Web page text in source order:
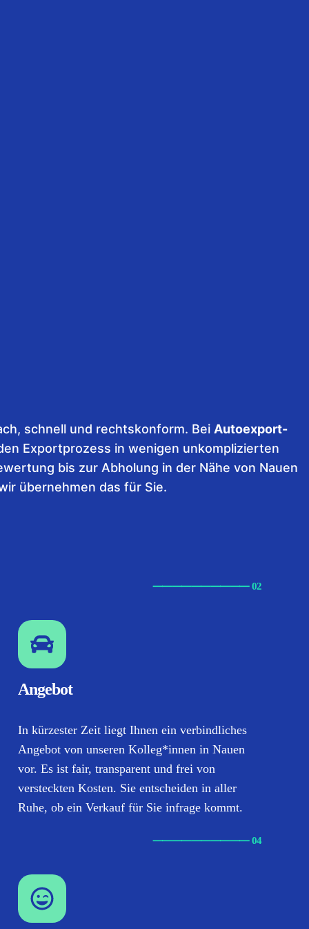
schnell und rechtskonform. Bei Autoexport-
Exportprozess in wenigen unkomplizierten
bis zur Abholung in der Nähe von Nauen
übernehmen das für Sie.
⸺⸺⸺⸺⸺ 02
Angebot
In kürzester Zeit liegt Ihnen ein verbindliches
Angebot von unseren Kolleg*innen in Nauen
vor. Es ist fair, transparent und frei von
versteckten Kosten. Sie entscheiden in aller
Ruhe, ob ein Verkauf für Sie infrage kommt.
⸺⸺⸺⸺⸺ 04